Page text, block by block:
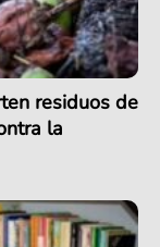
residuos de
la